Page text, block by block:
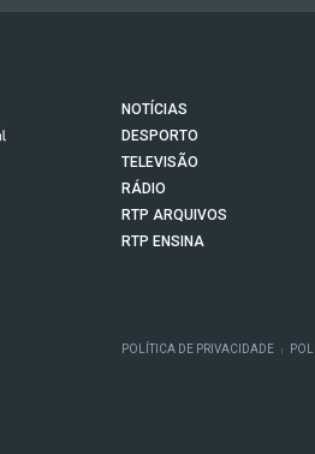
NOTÍCIAS
DESPORTO
TELEVISÃO
RÁDIO
RTP ARQUIVOS
RTP ENSINA
POLÍTICA DE PRIVACIDADE |